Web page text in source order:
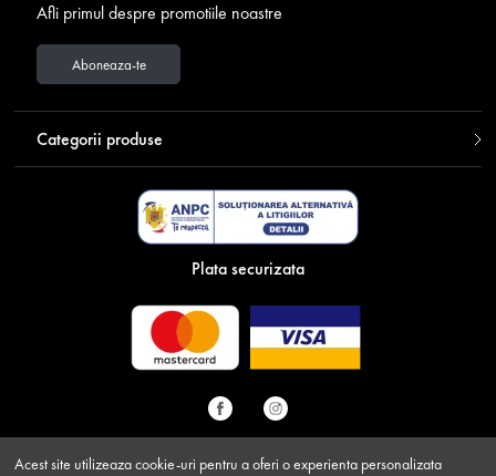
Afli primul despre promotiile noastre
Aboneaza-te
Categorii produse
Plata securizata
Acest site utilizeaza cookie-uri pentru a oferi o experienta personalizata